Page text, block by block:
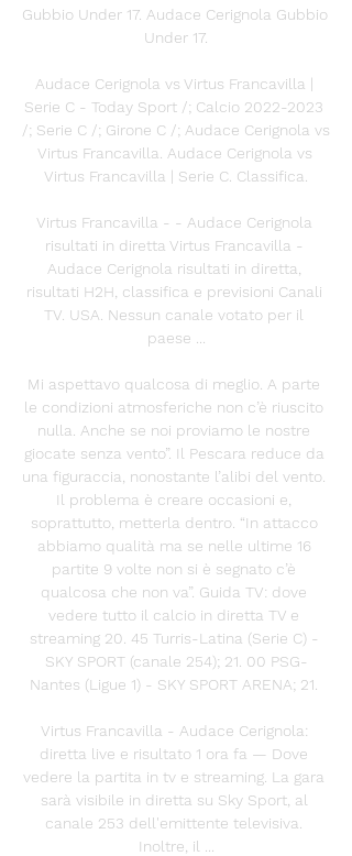
Gubbio Under 17. Audace Cerignola Gubbio
Under 17.
Audace Cerignola vs Virtus Francavilla |
Serie C - Today Sport /; Calcio 2022-2023
/; Serie C /; Girone C /; Audace Cerignola vs
Virtus Francavilla. Audace Cerignola vs
Virtus Francavilla | Serie C. Classifica.
Virtus Francavilla - - Audace Cerignola
risultati in diretta Virtus Francavilla -
Audace Cerignola risultati in diretta,
risultati H2H, classifica e previsioni Canali
TV. USA. Nessun canale votato per il
paese ...
Mi aspettavo qualcosa di meglio. A parte
le condizioni atmosferiche non c’è riuscito
nulla. Anche se noi proviamo le nostre
giocate senza vento”. Il Pescara reduce da
una figuraccia, nonostante l’alibi del vento.
Il problema è creare occasioni e,
soprattutto, metterla dentro. “In attacco
abbiamo qualità ma se nelle ultime 16
partite 9 volte non si è segnato c’è
qualcosa che non va”. Guida TV: dove
vedere tutto il calcio in diretta TV e
streaming 20. 45 Turris-Latina (Serie C) -
SKY SPORT (canale 254); 21. 00 PSG-
Nantes (Ligue 1) - SKY SPORT ARENA; 21.
Virtus Francavilla - Audace Cerignola:
diretta live e risultato 1 ora fa — Dove
vedere la partita in tv e streaming. La gara
sarà visibile in diretta su Sky Sport, al
canale 253 dell'emittente televisiva.
Inoltre, il ...